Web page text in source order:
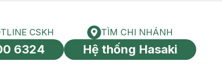
toàn cầu
HOTLINE CSKH
CSKH
6324
Tìm chi nhánh
TÌM CHI NHÁNH
Hệ thống Hasaki